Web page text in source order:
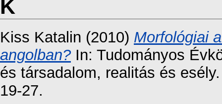
K
Kiss Katalin (2010) Morfológiai
angolban?In: Tudományos
és társadalom, realitás és
19-27.